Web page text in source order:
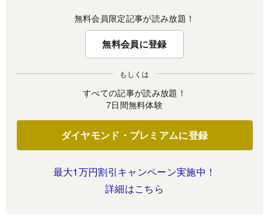
無料会員限定記事が読み放題！
無料会員に登録
もしくは
すべての記事が読み放題！
7日間無料体験
ダイヤモンド・プレミアムに登録
最大1万円割引キャンペーン実施中！
詳細はこちら